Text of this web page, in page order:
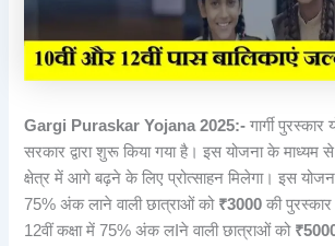
Gargi Puraskar Yojana 2025:- गार्गी
सरकार द्वारा शुरू किया गया है। इस योजना के माध्यम
क्षेत्र में आगे बढ़ने के लिए प्रोत्साहन मिलेगा। इस
75% अंक लाने वाली छात्राओं को ₹3000 की पुरस्कार
12वीं कक्षा में 75% अंक लIने वाली छात्राओं को